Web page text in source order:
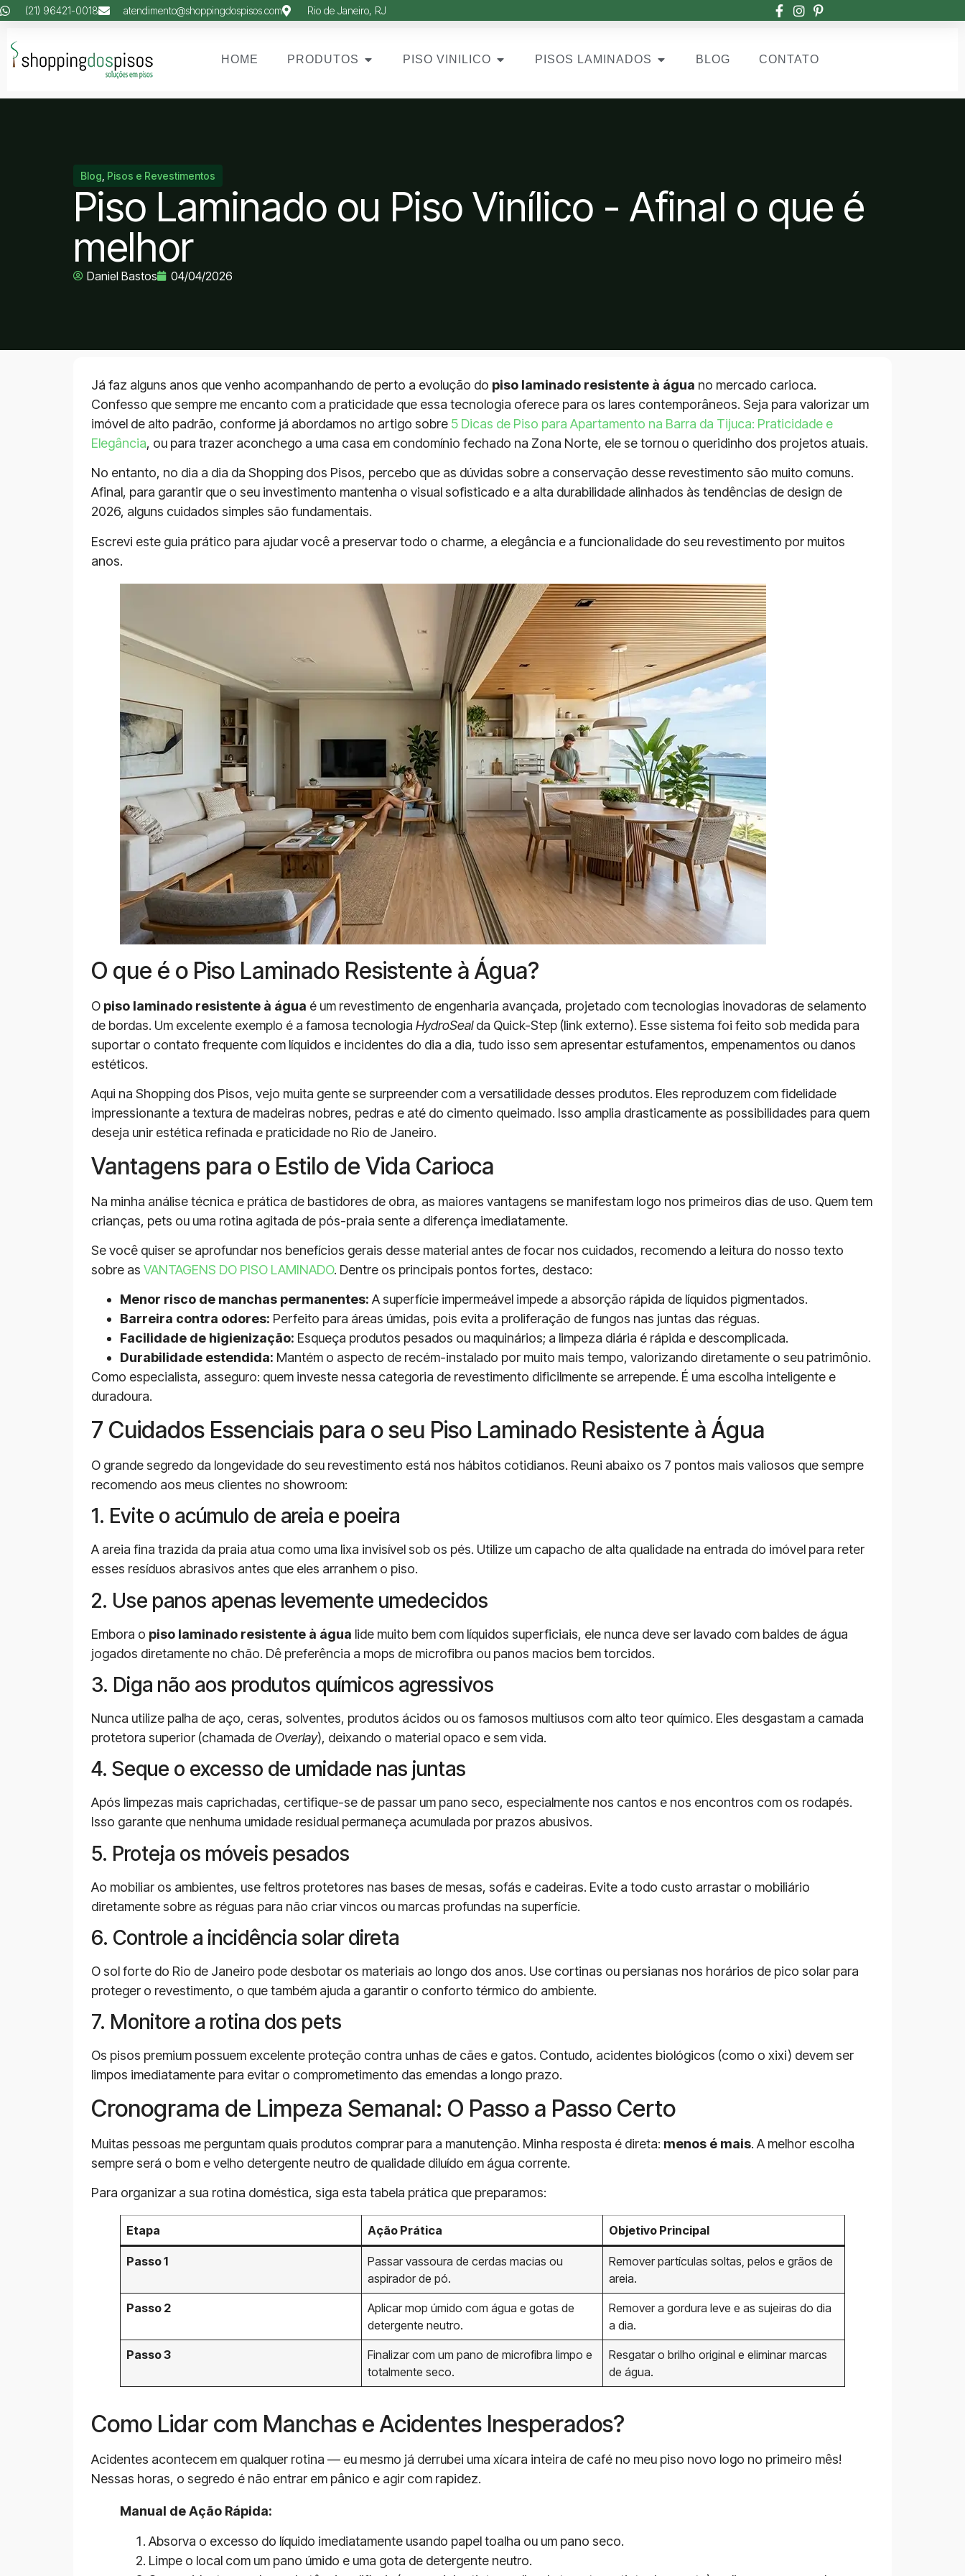
(21) 96421-0018 atendimento@shoppingdospisos.com Rio de Janeiro, RJ
HOME PRODUTOS PISO VINILICO PISOS LAMINADOS BLOG CONTATO
Blog Pisos e Revestimentos
Piso Laminado ou Piso Vinílico - Afinal o que é
melhor
Daniel Bastos 04/04/2026
Já faz alguns anos que venho acompanhando de perto a evolução do piso laminado resistente à água no mercado carioca.
Confesso que sempre me encanto com a praticidade que essa tecnologia oferece para os lares contemporâneos. Seja para valorizar um
imóvel de alto padrão, conforme já abordamos no artigo sobre 5 Dicas de Piso para Apartamento na Barra da Tijuca: Praticidade e
Elegância, ou para trazer aconchego a uma casa em condomínio fechado na Zona Norte, ele se tornou o queridinho dos projetos atuais.
No entanto, no dia a dia da Shopping dos Pisos, percebo que as dúvidas sobre a conservação desse revestimento são muito comuns.
Afinal, para garantir que o seu investimento mantenha o visual sofisticado e a alta durabilidade alinhados às tendências de design de
2026, alguns cuidados simples são fundamentais.
Escrevi este guia prático para ajudar você a preservar todo o charme, a elegância e a funcionalidade do seu revestimento por muitos
anos.
O que é o Piso Laminado Resistente à Água?
O piso laminado resistente à água é um revestimento de engenharia avançada, projetado com tecnologias inovadoras de selamento
de bordas. Um excelente exemplo é a famosa tecnologia HydroSealda Quick-Step (link externo). Esse sistema foi feito sob medida para
suportar o contato frequente com líquidos e incidentes do dia a dia, tudo isso sem apresentar estufamentos, empenamentos ou danos
estéticos.
Aqui na Shopping dos Pisos, vejo muita gente se surpreender com a versatilidade desses produtos. Eles reproduzem com fidelidade
impressionante a textura de madeiras nobres, pedras e até do cimento queimado. Isso amplia drasticamente as possibilidades para quem
deseja unir estética refinada e praticidade no Rio de Janeiro.
Vantagens para o Estilo de Vida Carioca
Na minha análise técnica e prática de bastidores de obra, as maiores vantagens se manifestam logo nos primeiros dias de uso. Quem tem
crianças, pets ou uma rotina agitada de pós-praia sente a diferença imediatamente.
Se você quiser se aprofundar nos benefícios gerais desse material antes de focar nos cuidados, recomendo a leitura do nosso texto
sobre as VANTAGENS DO PISO LAMINADO. Dentre os principais pontos fortes, destaco:
Menor risco de manchas permanentes:A superfície impermeável impede a absorção rápida de líquidos pigmentados.
Barreira contra odores: Perfeito para áreas úmidas, pois evita a proliferação de fungos nas juntas das réguas.
Facilidade de higienização: Esqueça produtos pesados ou maquinários; a limpeza diária é rápida e descomplicada.
Durabilidade estendida: Mantém o aspecto de recém-instalado por muito mais tempo, valorizando diretamente o seu patrimônio.
Como especialista, asseguro: quem investe nessa categoria de revestimento dificilmente se arrepende. É uma escolha inteligente e
duradoura.
7 Cuidados Essenciais para o seu Piso Laminado Resistente à Água
O grande segredo da longevidade do seu revestimento está nos hábitos cotidianos. Reuni abaixo os 7 pontos mais valiosos que sempre
recomendo aos meus clientes no showroom:
1. Evite o acúmulo de areia e poeira
A areia fina trazida da praia atua como uma lixa invisível sob os pés. Utilize um capacho de alta qualidade na entrada do imóvel para reter
esses resíduos abrasivos antes que eles arranhem o piso.
2. Use panos apenas levemente umedecidos
Embora o piso laminado resistente à água lide muito bem com líquidos superficiais, ele nunca deve ser lavado com baldes de água
jogados diretamente no chão. Dê preferência a mops de microfibra ou panos macios bem torcidos.
3. Diga não aos produtos químicos agressivos
Nunca utilize palha de aço, ceras, solventes, produtos ácidos ou os famosos multiusos com alto teor químico. Eles desgastam a camada
protetora superior (chamada deOverlay), deixando o material opaco e sem vida.
4. Seque o excesso de umidade nas juntas
Após limpezas mais caprichadas, certifique-se de passar um pano seco, especialmente nos cantos e nos encontros com os rodapés.
Isso garante que nenhuma umidade residual permaneça acumulada por prazos abusivos.
5. Proteja os móveis pesados
Ao mobiliar os ambientes, use feltros protetores nas bases de mesas, sofás e cadeiras. Evite a todo custo arrastar o mobiliário
diretamente sobre as réguas para não criar vincos ou marcas profundas na superfície.
6. Controle a incidência solar direta
O sol forte do Rio de Janeiro pode desbotar os materiais ao longo dos anos. Use cortinas ou persianas nos horários de pico solar para
proteger o revestimento, o que também ajuda a garantir o conforto térmico do ambiente.
7. Monitore a rotina dos pets
Os pisos premium possuem excelente proteção contra unhas de cães e gatos. Contudo, acidentes biológicos (como o xixi) devem ser
limpos imediatamente para evitar o comprometimento das emendas a longo prazo.
Cronograma de Limpeza Semanal: O Passo a Passo Certo
Muitas pessoas me perguntam quais produtos comprar para a manutenção. Minha resposta é direta: menos é mais. A melhor escolha
sempre será o bom e velho detergente neutro de qualidade diluído em água corrente.
Para organizar a sua rotina doméstica, siga esta tabela prática que preparamos:
Etapa Ação Prática Objetivo Principal
Passo 1
Passar vassoura de cerdas macias ou
aspirador de pó.
Remover partículas soltas, pelos e grãos de
areia.
Passo 2
Aplicar mop úmido com água e gotas de
detergente neutro.
Remover a gordura leve e as sujeiras do dia
a dia.
Passo 3
Finalizar com um pano de microfibra limpo e
totalmente seco.
Resgatar o brilho original e eliminar marcas
de água.
Como Lidar com Manchas e Acidentes Inesperados?
Acidentes acontecem em qualquer rotina — eu mesmo já derrubei uma xícara inteira de café no meu piso novo logo no primeiro mês!
Nessas horas, o segredo é não entrar em pânico e agir com rapidez.
Manual de Ação Rápida:
Absorva o excesso do líquido imediatamente usando papel toalha ou um pano seco.
Limpe o local com um pano úmido e uma gota de detergente neutro.